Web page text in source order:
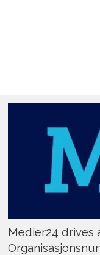
Medier24 drives